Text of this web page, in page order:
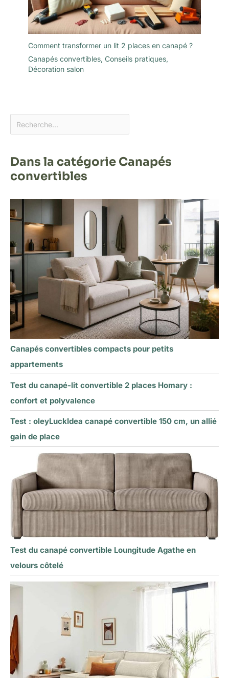
Comment transformer un lit 2 places en canapé ?
Canapés convertibles, Conseils pratiques,
Décoration salon
Dans la catégorie Canapés
convertibles
Canapés convertibles compacts pour petits
appartements
Test du canapé-lit convertible 2 places Homary :
confort et polyvalence
Test : oleyLuckIdea canapé convertible 150 cm, un allié
gain de place
Test du canapé convertible Loungitude Agathe en
velours côtelé